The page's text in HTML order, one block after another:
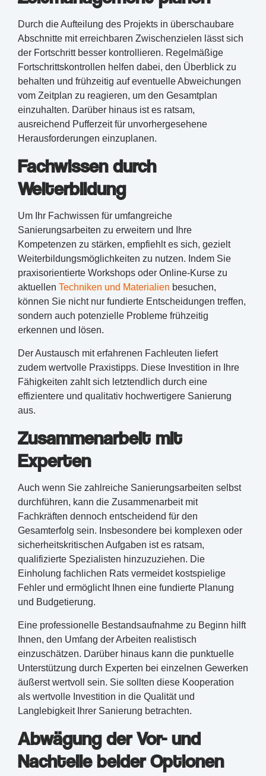
Durch die Aufteilung des Projekts in überschaubare
Abschnitte mit erreichbaren Zwischenzielen lässt sich
der Fortschritt besser kontrollieren. Regelmäßige
Fortschrittskontrollen helfen dabei, den Überblick zu
behalten und frühzeitig auf eventuelle Abweichungen
vom Zeitplan zu reagieren, um den Gesamtplan
einzuhalten. Darüber hinaus ist es ratsam,
ausreichend Pufferzeit für unvorhergesehene
Herausforderungen einzuplanen.
Fachwissen durch
Weiterbildung
Um Ihr Fachwissen für umfangreiche
Sanierungsarbeiten zu erweitern und Ihre
Kompetenzen zu stärken, empfiehlt es sich, gezielt
Weiterbildungsmöglichkeiten zu nutzen. Indem Sie
praxisorientierte Workshops oder Online-Kurse zu
aktuellen Techniken und Materialien besuchen,
können Sie nicht nur fundierte Entscheidungen treffen,
sondern auch potenzielle Probleme frühzeitig
erkennen und lösen.
Der Austausch mit erfahrenen Fachleuten liefert
zudem wertvolle Praxistipps. Diese Investition in Ihre
Fähigkeiten zahlt sich letztendlich durch eine
effizientere und qualitativ hochwertigere Sanierung
aus.
Zusammenarbeit mit
Experten
Auch wenn Sie zahlreiche Sanierungsarbeiten selbst
durchführen, kann die Zusammenarbeit mit
Fachkräften dennoch entscheidend für den
Gesamterfolg sein. Insbesondere bei komplexen oder
sicherheitskritischen Aufgaben ist es ratsam,
qualifizierte Spezialisten hinzuzuziehen. Die
Einholung fachlichen Rats vermeidet kostspielige
Fehler und ermöglicht Ihnen eine fundierte Planung
und Budgetierung.
Eine professionelle Bestandsaufnahme zu Beginn hilft
Ihnen, den Umfang der Arbeiten realistisch
einzuschätzen. Darüber hinaus kann die punktuelle
Unterstützung durch Experten bei einzelnen Gewerken
äußerst wertvoll sein. Sie sollten diese Kooperation
als wertvolle Investition in die Qualität und
Langlebigkeit Ihrer Sanierung betrachten.
Abwägung der Vor- und
Nachteile beider Optionen